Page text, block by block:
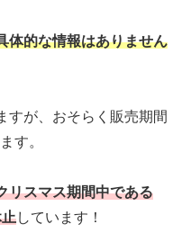
体的な情報はありません
すが、おそらく販売期間
す。
リスマス期間中である
しています！